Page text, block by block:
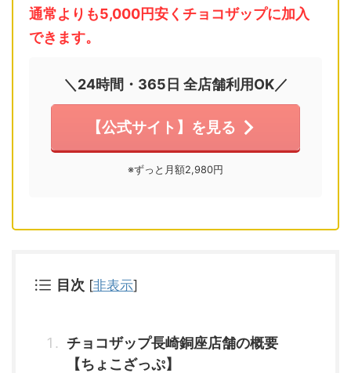
通常よりも5,000円安くチョコザップに加入
できます。
＼24時間・365日 全店舗利用OK／
【公式サイト】を見る
※ずっと月額2,980円
目次 [非表示]
チョコザップ長崎銅座店舗の概要
【ちょこざっぷ】